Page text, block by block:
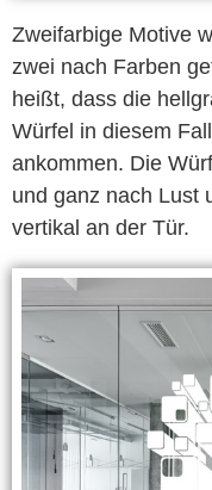
Zweifarbige Motive
zwei nach Farben
heißt, dass die
Würfel in diesem
ankommen. Die
und ganz nach Lust
vertikal an der Tür.